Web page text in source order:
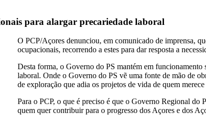
para alargar precariedade laboral
O PCP/Açores denunciou, em comunicado de imprensa,
ocupacionais, recorrendo a estes para dar resposta a
Desta forma, o Governo do PS mantém em
laboral. Onde o Governo do PS vẽ uma fonte de mão de
de exploração que adia os projetos de vida de quem
Para o PCP, o que é preciso é que o Governo Regional do
quem quer contribuir para o progresso dos Açores e dos